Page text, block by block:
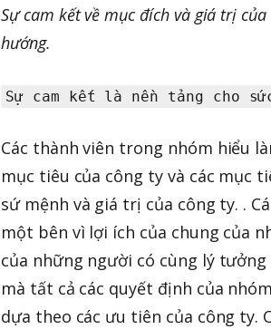
Sự cam kết về mục đích và giá trị
hướng.
Sự cam kết là nền tảng cho
Các thành viên trong nhóm hiểu
mục tiêu của công ty và các mục
sứ mệnh và giá trị của công ty. .
một bên vì lợi ích của chung của
của những người có cùng lý
mà tất cả các quyết định của
dựa theo các ưu tiên của công ty.